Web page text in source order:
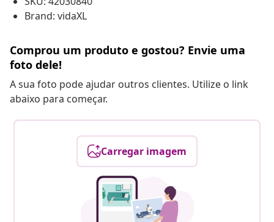
Brand: vidaXL
Comprou um produto e gostou? Envie uma
foto dele!
A sua foto pode ajudar outros clientes. Utilize o link
abaixo para começar.
Carregar imagem